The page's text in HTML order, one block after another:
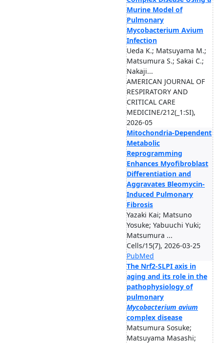
Murine Model of
Pulmonary
Mycobacterium Avium
Infection
Ueda K.; Matsuyama M.;
Matsumura S.; Sakai C.;
Nakaji...
AMERICAN JOURNAL OF
RESPIRATORY AND
CRITICAL CARE
MEDICINE/212(_1:SI),
2026-05
Mitochondria-Dependent
Metabolic
Reprogramming
Enhances Myofibroblast
Differentiation and
Aggravates Bleomycin-
Induced Pulmonary
Fibrosis
Yazaki Kai; Matsuno
Yosuke; Yabuuchi Yuki;
Matsumura ...
Cells/15(7), 2026-03-25
PubMed
The Nrf2-SLPI axis in
aging and its role in the
pathophysiology of
pulmonary
Mycobacterium avium
complex disease
Matsumura Sosuke;
Matsuyama Masashi;